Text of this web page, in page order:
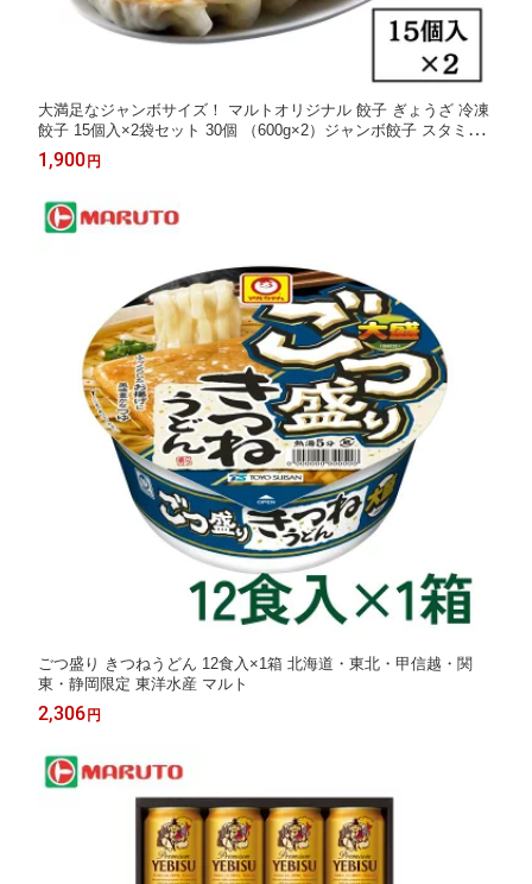
大満足なジャンボサイズ！ マルトオリジナル 餃子 ぎょうざ 冷凍
餃子 15個入×2袋セット 30個 （600g×2）ジャンボ餃子 スタミナ
餃子 福島 いわき MARUTO マルト 磐城飯店
1,900円
ごつ盛り きつねうどん 12食入×1箱 北海道・東北・甲信越・関
東・静岡限定 東洋水産 マルト
2,306円